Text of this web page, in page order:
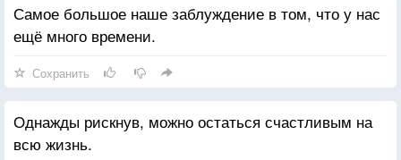
Самое большое наше заблуждение в том, что у нас
ещё много времени.
Сохранить
Однажды рискнув, можно остаться счастливым на
всю жизнь.